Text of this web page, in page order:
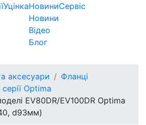
УцінкаНовини
Новини
Відео
Блог
Сервіс
аксесуари
Фланці
Optima
EV80DR/EV100DR Optima
d93мм)